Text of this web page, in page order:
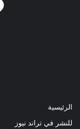
الرئيسية
للنشر في تراند نيوز